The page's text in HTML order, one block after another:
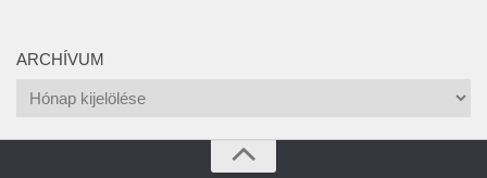
ARCHÍVUM
Archívum